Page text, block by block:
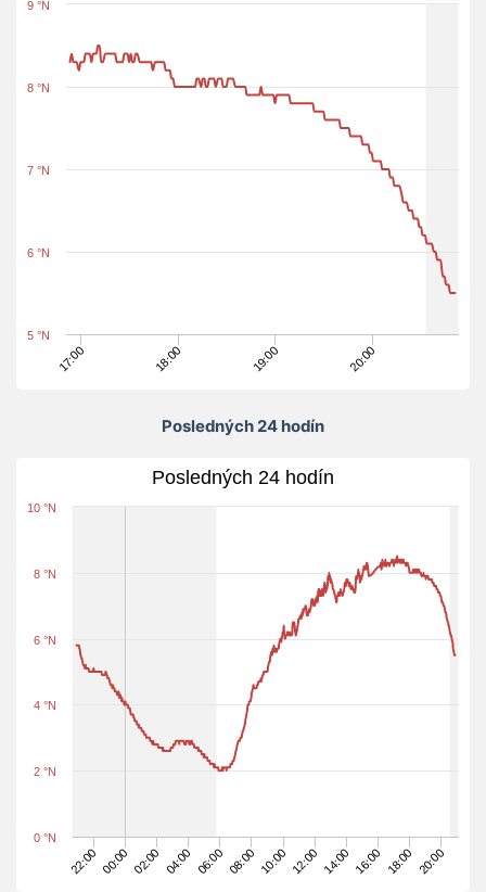
17:00 18:00 19:00 20:00
5 °N
6 °N
7 °N
8 °N
9 °N
Posledných 24 hodín
Posledných 24 hodín
22:00 00:00 02:00 04:00 06:00 08:00 10:00 12:00 14:00 16:00 18:00 20:00
0 °N
2 °N
4 °N
6 °N
8 °N
10 °N